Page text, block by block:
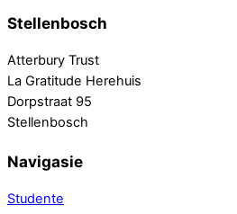
Stellenbosch
Atterbury Trust
La Gratitude Herehuis
Dorpstraat 95
Stellenbosch
Navigasie
Studente